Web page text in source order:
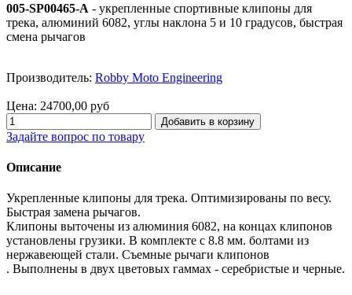
005-SP00465-A - укрепленные спортивные клипоны для
трека, алюминий 6082, углы наклона 5 и 10 градусов, быстрая
смена рычагов
Производитель: Robby Moto Engineering
Цена: 24700,00 руб
Задайте вопрос по товару
Описание
Укрепленные клипоны для трека. Оптимизированы по весу.
Быстрая замена рычагов.
Клипоны выточены из алюминия 6082, на концах клипонов
установлены грузики. В комплекте с 8.8 мм. болтами из
нержавеющей стали. Съемные рычаги клипонов
. Выполнены в двух цветовых гаммах - серебристые и черные.